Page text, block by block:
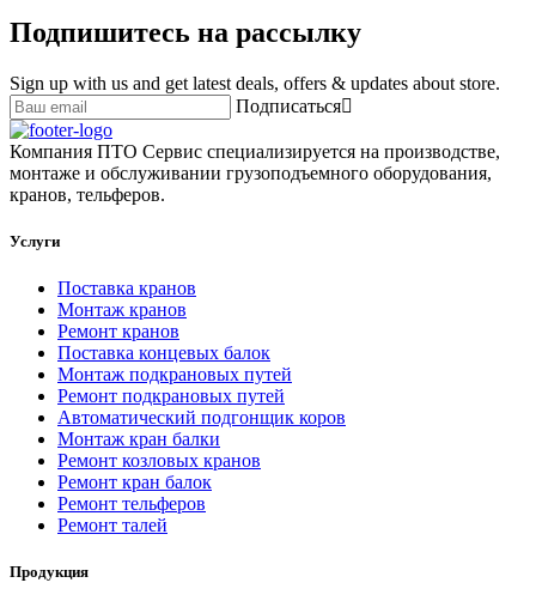
Подпишитесь на рассылку
Sign up with us and get latest deals, offers & updates about store.
Подписаться
Компания ПТО Сервис специализируется на производстве,
монтаже и обслуживании грузоподъемного оборудования,
кранов, тельферов.
Услуги
Поставка кранов
Монтаж кранов
Ремонт кранов
Поставка концевых балок
Монтаж подкрановых путей
Ремонт подкрановых путей
Автоматический подгонщик коров
Монтаж кран балки
Ремонт козловых кранов
Ремонт кран балок
Ремонт тельферов
Ремонт талей
Продукция